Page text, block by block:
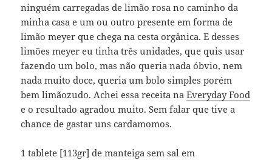
ninguém carregadas de limão rosa no caminho da
minha casa e um ou outro presente em forma de
limão meyer que chega na cesta orgânica. E desses
limões meyer eu tinha três unidades, que quis usar
fazendo um bolo, mas não queria nada óbvio, nem
nada muito doce, queria um bolo simples porém
bem limãozudo. Achei essa receita naEveryday Food
e o resultado agradou muito. Sem falar que tive a
chance de gastar uns cardamomos.
1 tablete [113gr] de manteiga sem sal em